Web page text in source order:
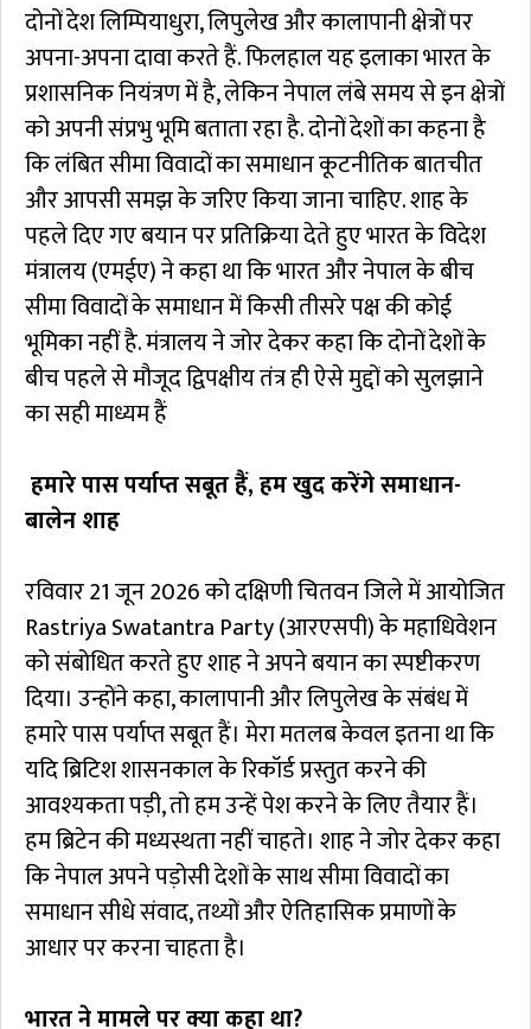
दोनों देश लिम्पियाधुरा, लिपुलेख और कालापानी क्षेत्रों पर
अपना-अपना दावा करते हैं. फिलहाल यह इलाका भारत के
प्रशासनिक नियंत्रण में है, लेकिन नेपाल लंबे समय से इन क्षेत्रों
को अपनी संप्रभु भूमि बताता रहा है. दोनों देशों का कहना है
कि लंबित सीमा विवादों का समाधान कूटनीतिक बातचीत
और आपसी समझ के जरिए किया जाना चाहिए. शाह के
पहले दिए गए बयान पर प्रतिक्रिया देते हुए भारत के विदेश
मंत्रालय (एमईए) ने कहा था कि भारत और नेपाल के बीच
सीमा विवादों के समाधान में किसी तीसरे पक्ष की कोई
भूमिका नहीं है. मंत्रालय ने जोर देकर कहा कि दोनों देशों के
बीच पहले से मौजूद द्विपक्षीय तंत्र ही ऐसे मुद्दों को सुलझाने
का सही माध्यम हैं
हमारे पास पर्याप्त सबूत हैं, हम खुद करेंगे समाधान-
बालेन शाह
रविवार 21 जून 2026 को दक्षिणी चितवन जिले में आयोजित
Rastriya Swatantra Party (आरएसपी) के महाधिवेशन
को संबोधित करते हुए शाह ने अपने बयान का स्पष्टीकरण
दिया। उन्होंने कहा, कालापानी और लिपुलेख के संबंध में
हमारे पास पर्याप्त सबूत हैं। मेरा मतलब केवल इतना था कि
यदि ब्रिटिश शासनकाल के रिकॉर्ड प्रस्तुत करने की
आवश्यकता पड़ी, तो हम उन्हें पेश करने के लिए तैयार हैं।
हम ब्रिटेन की मध्यस्थता नहीं चाहते। शाह ने जोर देकर कहा
कि नेपाल अपने पड़ोसी देशों के साथ सीमा विवादों का
समाधान सीधे संवाद, तथ्यों और ऐतिहासिक प्रमाणों के
आधार पर करना चाहता है।
भारत ने मामले पर क्या कहा था?